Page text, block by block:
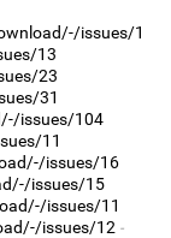
issues/1
13
23
31
issues/104
11
issues/16
issues/15
issues/11
issues/12